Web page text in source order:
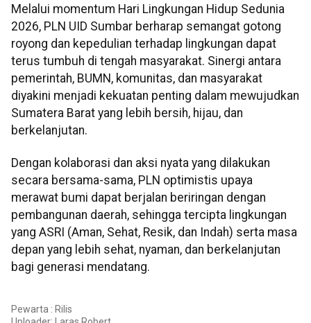
Melalui momentum Hari Lingkungan Hidup Sedunia
2026, PLN UID Sumbar berharap semangat gotong
royong dan kepedulian terhadap lingkungan dapat
terus tumbuh di tengah masyarakat. Sinergi antara
pemerintah, BUMN, komunitas, dan masyarakat
diyakini menjadi kekuatan penting dalam mewujudkan
Sumatera Barat yang lebih bersih, hijau, dan
berkelanjutan.
Dengan kolaborasi dan aksi nyata yang dilakukan
secara bersama-sama, PLN optimistis upaya
merawat bumi dapat berjalan beriringan dengan
pembangunan daerah, sehingga tercipta lingkungan
yang ASRI (Aman, Sehat, Resik, dan Indah) serta masa
depan yang lebih sehat, nyaman, dan berkelanjutan
bagi generasi mendatang.
Pewarta : Rilis